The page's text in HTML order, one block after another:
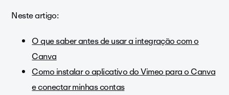
Neste artigo:
O que saber antes de usar a integração com o
Canva
Como instalar o aplicativo do Vimeo para o Canva
e conectar minhas contas